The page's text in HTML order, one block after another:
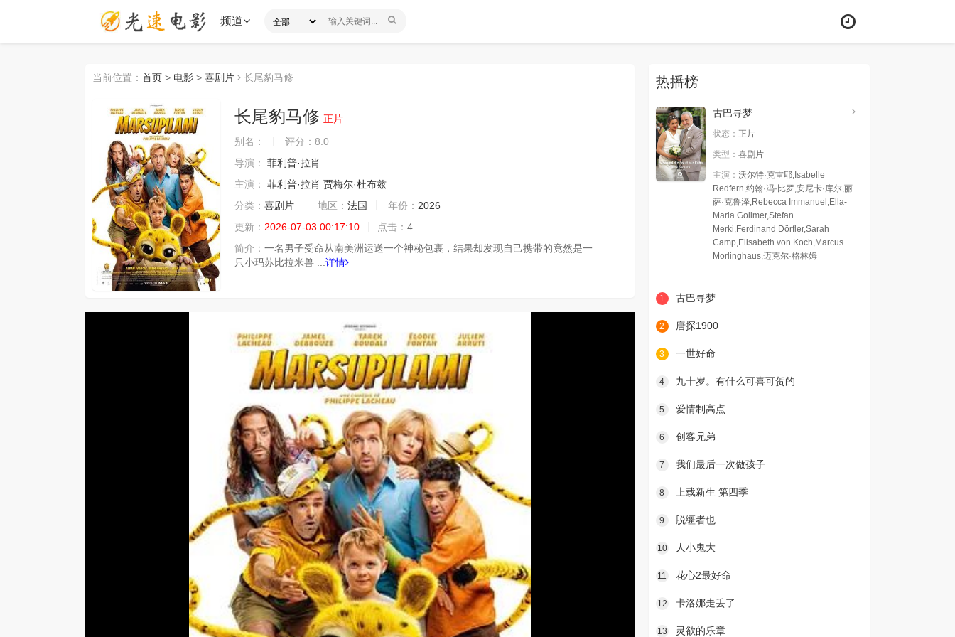
频道
当前位置： 首页 > 电影 > 喜剧片 长尾豹马修
长尾豹马修 正片
别名：
评分： 8.0
导演：
菲利普·拉肖
主演：
菲利普·拉肖 贾梅尔·杜布兹
分类： 喜剧片 地区： 法国 年份： 2026
更新： 2026-07-03 00:17:10 点击： 4
简介： 一名男子受命从南美洲运送一个神秘包裹，结果却发现自己携带的竟然是一
只小玛苏比拉米兽 ... 详情
热播榜
古巴寻梦
状态： 正片
类型： 喜剧片
主演： 沃尔特·克雷耶,Isabelle
Redfern,约翰·冯·比罗,安尼卡·库尔,丽
萨·克鲁泽,Rebecca Immanuel,Ella-
Maria Gollmer,Stefan
Merki,Ferdinand Dörfler,Sarah
Camp,Elisabeth von Koch,Marcus
Morlinghaus,迈克尔·格林姆
1 古巴寻梦
2 唐探1900
3 一世好命
4 九十岁。有什么可喜可贺的
5 爱情制高点
6 创客兄弟
7 我们最后一次做孩子
8 上载新生 第四季
9 脱缰者也
10 人小鬼大
11 花心2最好命
12 卡洛娜走丢了
13 灵欲的乐章